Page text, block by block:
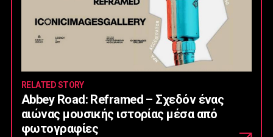
RELATED STORY
Abbey Road: Reframed – Σχεδόν ένας
αιώνας μουσικής ιστορίας μέσα από
φωτογραφίες